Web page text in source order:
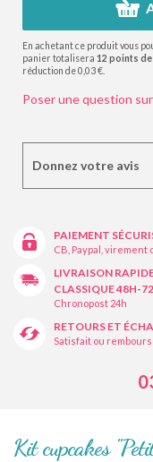
En achetant ce produit vous
panier totalisera 12 points
réduction de0,03 €
Poser une question
Donnez votre avis
PAIEMENT
CB, Paypal, virement
LIVRAISON
CLASSIQUE 48H-
Chronopost 24h
RETOURS ET
Satisfait ou
Kit cupcakes